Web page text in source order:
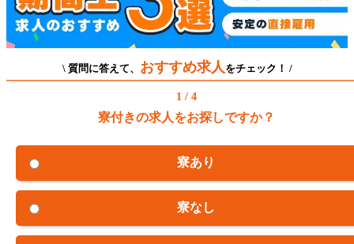
\ 質問に答えて、 おすすめ求人 をチェック！ /
1 / 4
寮付きの求人をお探しですか？
寮あり
寮なし